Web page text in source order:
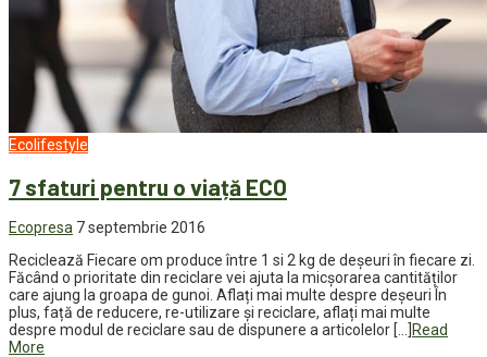
Ecolifestyle
7 sfaturi pentru o viață ECO
Ecopresa 7 septembrie 2016
Reciclează Fiecare om produce între 1 si 2 kg de deșeuri în fiecare zi.
Făcând o prioritate din reciclare vei ajuta la micșorarea cantităților
care ajung la groapa de gunoi. Aflați mai multe despre deșeuri În
plus, față de reducere, re-utilizare și reciclare, aflați mai multe
despre modul de reciclare sau de dispunere a articolelor […]
Read
More